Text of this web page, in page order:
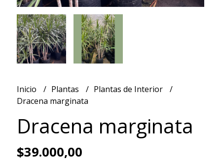
Inicio Plantas
Plantas de Interior
Dracena marginata
Dracena marginata
$39.000,00